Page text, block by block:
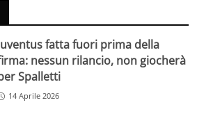
fatta fuori prima della
nessun rilancio, non giocherà
Spalletti
14 Aprile 2026